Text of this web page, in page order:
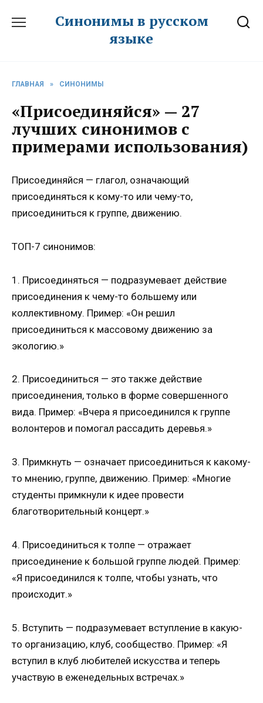
Синонимы в русском
языке
ГЛАВНАЯ » СИНОНИМЫ
«Присоединяйся» — 27
лучших синонимов с
примерами использования)
Присоединяйся — глагол, означающий
присоединяться к кому-то или чему-то,
присоединиться к группе, движению.
ТОП-7 синонимов:
1. Присоединяться — подразумевает действие
присоединения к чему-то большему или
коллективному. Пример: «Он решил
присоединиться к массовому движению за
экологию.»
2. Присоединиться — это также действие
присоединения, только в форме совершенного
вида. Пример: «Вчера я присоединился к группе
волонтеров и помогал рассадить деревья.»
3. Примкнуть — означает присоединиться к какому-
то мнению, группе, движению. Пример: «Многие
студенты примкнули к идее провести
благотворительный концерт.»
4. Присоединиться к толпе — отражает
присоединение к большой группе людей. Пример:
«Я присоединился к толпе, чтобы узнать, что
происходит.»
5. Вступить — подразумевает вступление в какую-
то организацию, клуб, сообщество. Пример: «Я
вступил в клуб любителей искусства и теперь
участвую в еженедельных встречах.»